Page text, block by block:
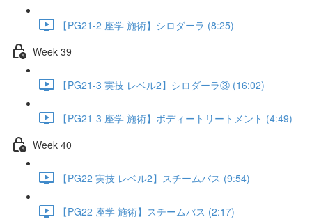
【PG21-2 座学 施術】シロダーラ (8:25)
Week 39
【PG21-3 実技 レベル2】シロダーラ③ (16:02)
【PG21-3 座学 施術】ボディートリートメント (4:49)
Week 40
【PG22 実技 レベル2】スチームバス (9:54)
【PG22 座学 施術】スチームバス (2:17)